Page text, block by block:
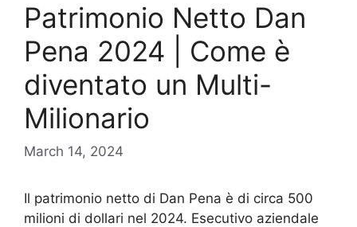
Patrimonio Netto Dan
Pena 2024 | Come è
diventato un Multi-
Milionario
March 14, 2024
Il patrimonio netto di Dan Pena è di circa 500
milioni di dollari nel 2024. Esecutivo aziendale